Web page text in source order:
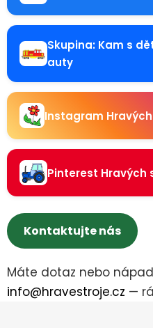
Skupina: Kam s
auty
Instagram
Pinterest Hravých
Kontaktujte nás
Máte dotaz nebo
info@hravestroje.cz —